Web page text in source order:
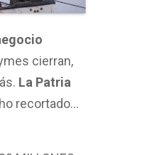
cierran,
La Patria
recortado…